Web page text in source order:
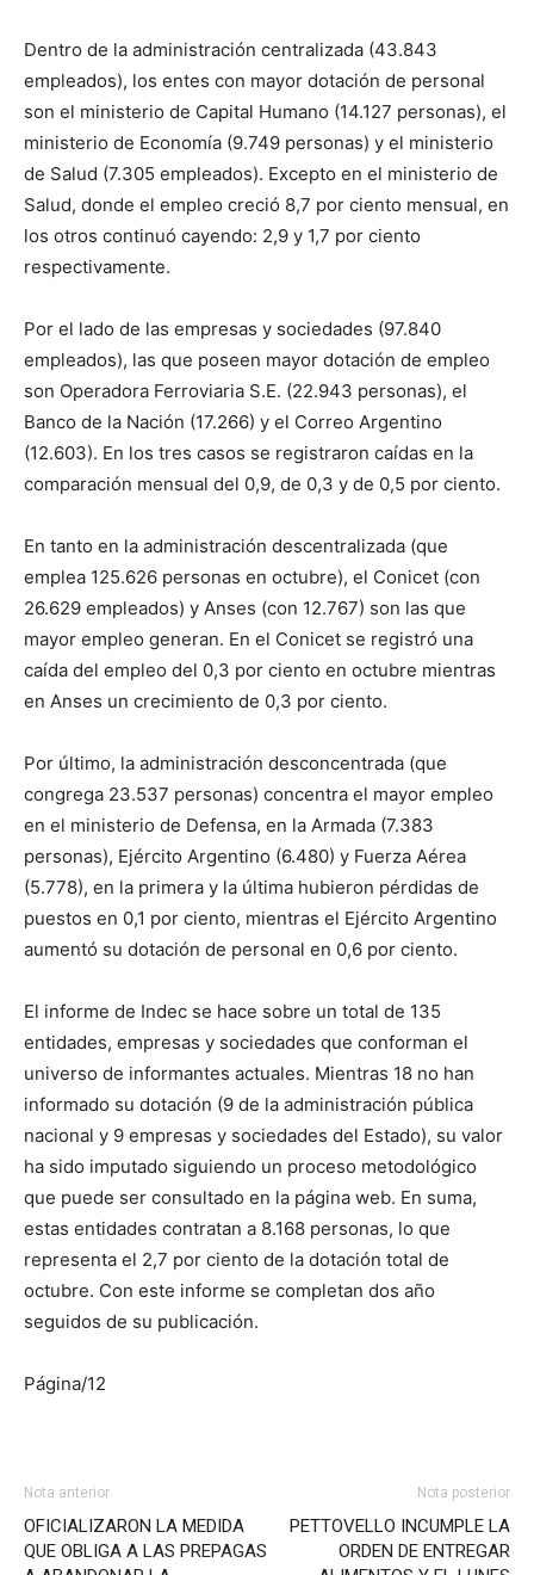
Dentro de la administración centralizada (43.843
empleados), los entes con mayor dotación de personal
son el ministerio de Capital Humano (14.127 personas), el
ministerio de Economía (9.749 personas) y el ministerio
de Salud (7.305 empleados). Excepto en el ministerio de
Salud, donde el empleo creció 8,7 por ciento mensual, en
los otros continuó cayendo: 2,9 y 1,7 por ciento
respectivamente.
Por el lado de las empresas y sociedades (97.840
empleados), las que poseen mayor dotación de empleo
son Operadora Ferroviaria S.E. (22.943 personas), el
Banco de la Nación (17.266) y el Correo Argentino
(12.603). En los tres casos se registraron caídas en la
comparación mensual del 0,9, de 0,3 y de 0,5 por ciento.
En tanto en la administración descentralizada (que
emplea 125.626 personas en octubre), el Conicet (con
26.629 empleados) y Anses (con 12.767) son las que
mayor empleo generan. En el Conicet se registró una
caída del empleo del 0,3 por ciento en octubre mientras
en Anses un crecimiento de 0,3 por ciento.
Por último, la administración desconcentrada (que
congrega 23.537 personas) concentra el mayor empleo
en el ministerio de Defensa, en la Armada (7.383
personas), Ejército Argentino (6.480) y Fuerza Aérea
(5.778), en la primera y la última hubieron pérdidas de
puestos en 0,1 por ciento, mientras el Ejército Argentino
aumentó su dotación de personal en 0,6 por ciento.
El informe de Indec se hace sobre un total de 135
entidades, empresas y sociedades que conforman el
universo de informantes actuales. Mientras 18 no han
informado su dotación (9 de la administración pública
nacional y 9 empresas y sociedades del Estado), su valor
ha sido imputado siguiendo un proceso metodológico
que puede ser consultado en la página web. En suma,
estas entidades contratan a 8.168 personas, lo que
representa el 2,7 por ciento de la dotación total de
octubre. Con este informe se completan dos año
seguidos de su publicación.
Página/12
Nota anterior
OFICIALIZARON LA MEDIDA
QUE OBLIGA A LAS PREPAGAS
Nota posterior
PETTOVELLO INCUMPLE LA
ORDEN DE ENTREGAR